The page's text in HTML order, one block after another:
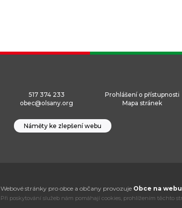
517 374 233
obec@olsany.org
Prohlášení o přístupnosti
Mapa stránek
Náměty ke zlepšení webu
Webové stránky pro obce a občany provozuje Obce na
Při poskytování služeb nám pomáhají cookies, prohlížením těchto